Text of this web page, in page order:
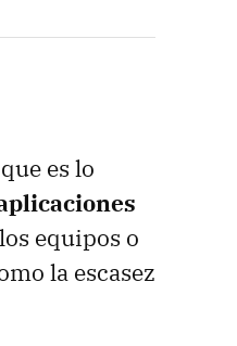
es lo
equipos o
la escasez